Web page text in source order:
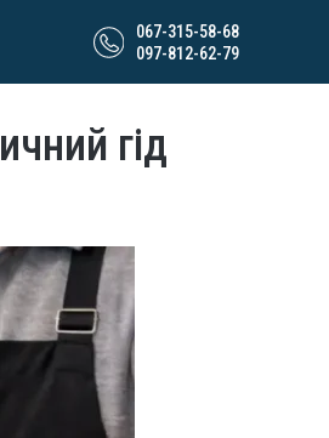
067-315-58-68
097-812-62-79
гід